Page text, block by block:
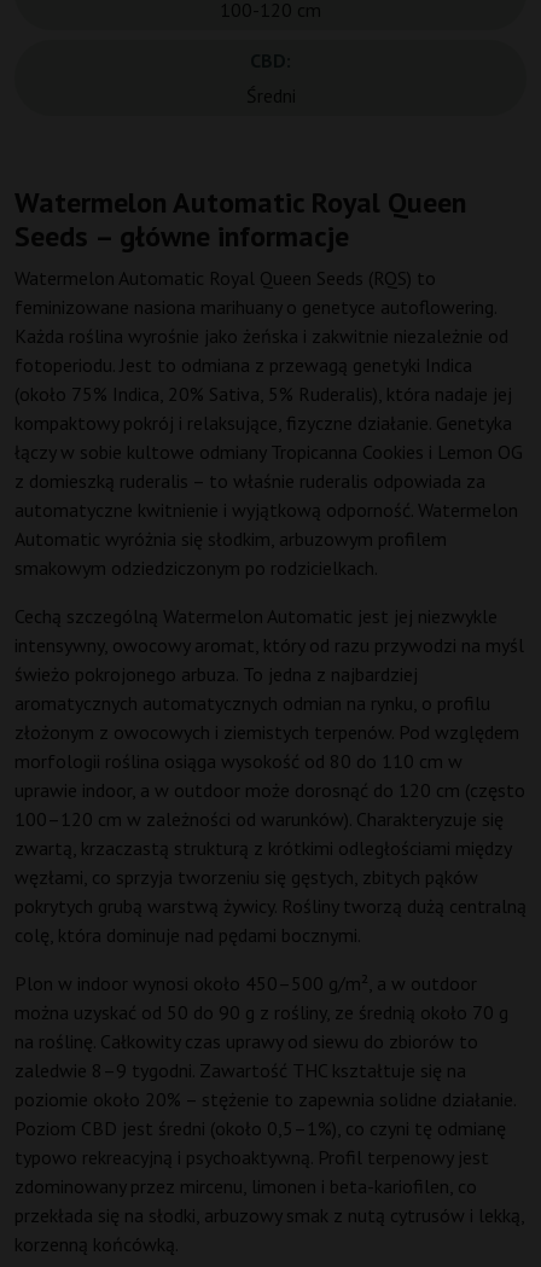
Watermelon Automatic Royal Queen
Seeds – główne informacje
Watermelon Automatic Royal Queen Seeds (RQS) to
feminizowane nasiona marihuany o genetyce autoflowering.
Każda roślina wyrośnie jako żeńska i zakwitnie niezależnie od
fotoperiodu. Jest to odmiana z przewagą genetyki Indica
(około 75% Indica, 20% Sativa, 5% Ruderalis), która nadaje jej
kompaktowy pokrój i relaksujące, fizyczne działanie. Genetyka
łączy w sobie kultowe odmiany Tropicanna Cookies i Lemon OG
z domieszką ruderalis – to właśnie ruderalis odpowiada za
automatyczne kwitnienie i wyjątkową odporność. Watermelon
Automatic wyróżnia się słodkim, arbuzowym profilem
smakowym odziedziczonym po rodzicielkach.
Cechą szczególną Watermelon Automatic jest jej niezwykle
intensywny, owocowy aromat, który od razu przywodzi na myśl
świeżo pokrojonego arbuza. To jedna z najbardziej
aromatycznych automatycznych odmian na rynku, o profilu
złożonym z owocowych i ziemistych terpenów. Pod względem
morfologii roślina osiąga wysokość od 80 do 110 cm w
uprawie indoor, a w outdoor może dorosnąć do 120 cm (często
100–120 cm w zależności od warunków). Charakteryzuje się
zwartą, krzaczastą strukturą z krótkimi odległościami między
węzłami, co sprzyja tworzeniu się gęstych, zbitych pąków
pokrytych grubą warstwą żywicy. Rośliny tworzą dużą centralną
colę, która dominuje nad pędami bocznymi.
Plon w indoor wynosi około 450–500 g/m², a w outdoor
można uzyskać od 50 do 90 g z rośliny, ze średnią około 70 g
na roślinę. Całkowity czas uprawy od siewu do zbiorów to
zaledwie 8–9 tygodni. Zawartość THC kształtuje się na
poziomie około 20% – stężenie to zapewnia solidne działanie.
Poziom CBD jest średni (około 0,5–1%), co czyni tę odmianę
typowo rekreacyjną i psychoaktywną. Profil terpenowy jest
zdominowany przez mircenu, limonen i beta-kariofilen, co
przekłada się na słodki, arbuzowy smak z nutą cytrusów i lekką,
korzenną końcówką.